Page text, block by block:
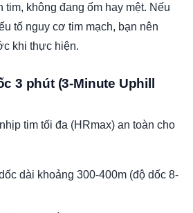
tim, không đang ốm hay mệt. Nếu
tố nguy cơ tim mạch, bạn nên
khi thực hiện.
3 phút (3-Minute Uphill
tim tối đa (HRmax) an toàn cho
dài khoảng 300-400m (độ dốc 8-